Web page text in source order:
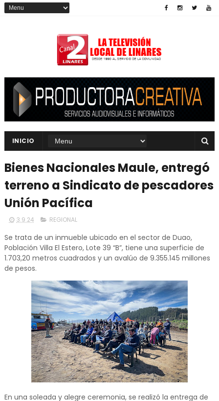
INICIO
Bienes Nacionales Maule, entregó
terreno a Sindicato de pescadores
Unión Pacífica
3.9.24 REGIONAL
Se trata de un inmueble ubicado en el sector de Duao,
Población Villa El Estero, Lote 39 “B”, tiene una superficie de
1.703,20 metros cuadrados y un avalúo de 9.355.145 millones
de pesos.
En una soleada y alegre ceremonia, se realizó la entrega de